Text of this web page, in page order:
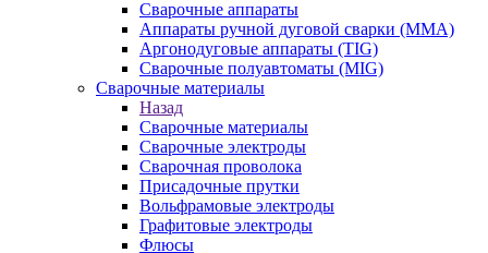
Сварочные аппараты
Аппараты ручной дуговой сварки (MMA)
Аргонодуговые аппараты (TIG)
Сварочные полуавтоматы (MIG)
Сварочные материалы
Назад
Сварочные материалы
Сварочные электроды
Сварочная проволока
Присадочные прутки
Вольфрамовые электроды
Графитовые электроды
Флюсы